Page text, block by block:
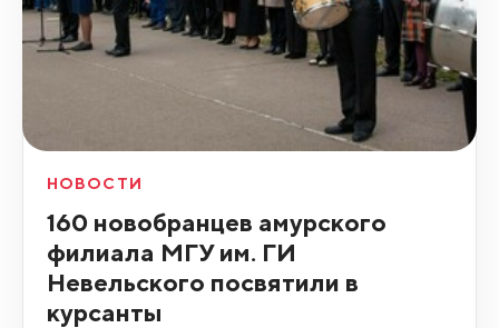
НОВОСТИ
160 новобранцев амурского
филиала МГУ им. ГИ
Невельского посвятили в
курсанты